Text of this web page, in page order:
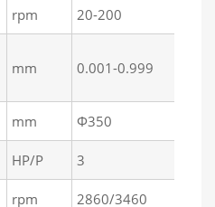
rpm 20-200
mm 0.001-0.999
mm Ф350
HP/P 3
rpm 2860/3460